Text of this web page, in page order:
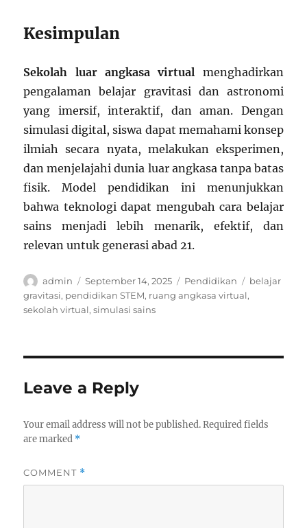
Kesimpulan
Sekolah luar angkasa virtual menghadirkan
pengalaman belajar gravitasi dan astronomi
yang imersif, interaktif, dan aman. Dengan
simulasi digital, siswa dapat memahami konsep
ilmiah secara nyata, melakukan eksperimen,
dan menjelajahi dunia luar angkasa tanpa batas
fisik. Model pendidikan ini menunjukkan
bahwa teknologi dapat mengubah cara belajar
sains menjadi lebih menarik, efektif, dan
relevan untuk generasi abad 21.
Author
admin
Posted
on
September 14, 2025 Categories
Pendidikan Tags
belajar
gravitasi, pendidikan STEM, ruang angkasa virtual,
sekolah virtual,simulasi sains
Leave a Reply
Your email address will not be published. Required fields
are marked *
COMMENT *